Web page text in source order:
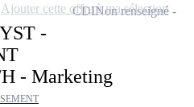
-
- Marketing
CDINon renseigné
Ajouter cette offre à ma sélection